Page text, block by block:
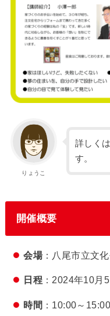
りょうこ
詳しくは
す。
開催概要
会場：八尾市立文
日程：2024年10月5
時間 ：10:00～